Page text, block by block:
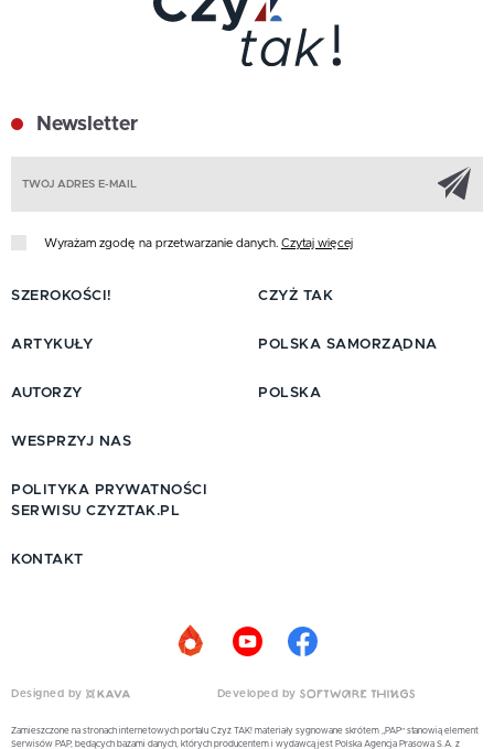
Newsletter
Wyrażam zgodę na przetwarzanie danych. Czytaj więcej
SZEROKOŚCI!
ARTYKUŁY
AUTORZY
CZYŻ TAK
POLSKA SAMORZĄDNA
POLSKA
WESPRZYJ NAS
POLITYKA PRYWATNOŚCI
SERWISU CZYZTAK.PL
KONTAKT
Designed by Developed by
Zamieszczone na stronach internetowych portalu Czyż TAK! materiały sygnowane skrótem „PAP” stanowią element
Serwisów PAP, będących bazami danych, których producentem i wydawcą jest Polska Agencja Prasowa S.A. z